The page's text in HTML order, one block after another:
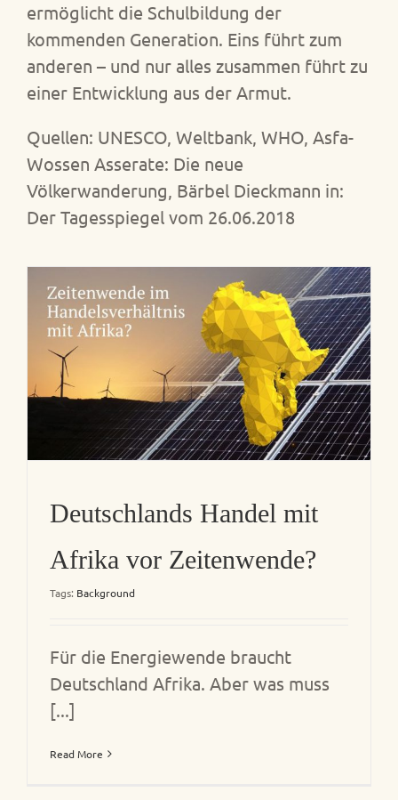
ermöglicht die Schulbildung der
kommenden Generation. Eins führt zum
anderen – und nur alles zusammen führt zu
einer Entwicklung aus der Armut.
Quellen: UNESCO, Weltbank, WHO, Asfa-
Wossen Asserate: Die neue
Völkerwanderung, Bärbel Dieckmann in:
Der Tagesspiegel vom 26.06.2018
Deutschlands Handel mit
Afrika vor Zeitenwende?
Tags: Background
Für die Energiewende braucht
Deutschland Afrika. Aber was muss
[...]
Read More